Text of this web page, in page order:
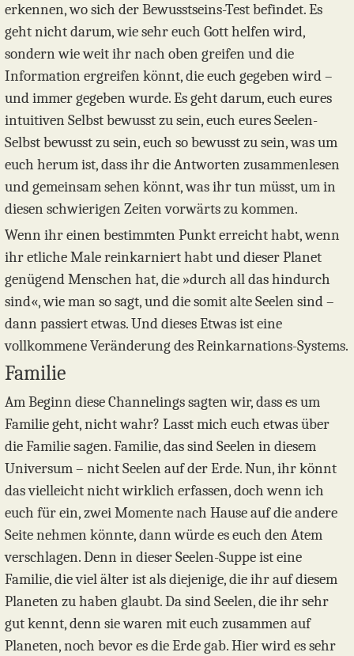
erkennen, wo sich der Bewusstseins-Test befindet. Es
geht nicht darum, wie sehr euch Gott helfen wird,
sondern wie weit ihr nach oben greifen und die
Information ergreifen könnt, die euch gegeben wird –
und immer gegeben wurde. Es geht darum, euch eures
intuitiven Selbst bewusst zu sein, euch eures Seelen-
Selbst bewusst zu sein, euch so bewusst zu sein, was um
euch herum ist, dass ihr die Antworten zusammenlesen
und gemeinsam sehen könnt, was ihr tun müsst, um in
diesen schwierigen Zeiten vorwärts zu kommen.
Wenn ihr einen bestimmten Punkt erreicht habt, wenn
ihr etliche Male reinkarniert habt und dieser Planet
genügend Menschen hat, die »durch all das hindurch
sind«, wie man so sagt, und die somit alte Seelen sind –
dann passiert etwas. Und dieses Etwas ist eine
vollkommene Veränderung des Reinkarnations-Systems.
Familie
Am Beginn diese Channelings sagten wir, dass es um
Familie geht, nicht wahr? Lasst mich euch etwas über
die Familie sagen. Familie, das sind Seelen in diesem
Universum – nicht Seelen auf der Erde. Nun, ihr könnt
das vielleicht nicht wirklich erfassen, doch wenn ich
euch für ein, zwei Momente nach Hause auf die andere
Seite nehmen könnte, dann würde es euch den Atem
verschlagen. Denn in dieser Seelen-Suppe ist eine
Familie, die viel älter ist als diejenige, die ihr auf diesem
Planeten zu haben glaubt. Da sind Seelen, die ihr sehr
gut kennt, denn sie waren mit euch zusammen auf
Planeten, noch bevor es die Erde gab. Hier wird es sehr